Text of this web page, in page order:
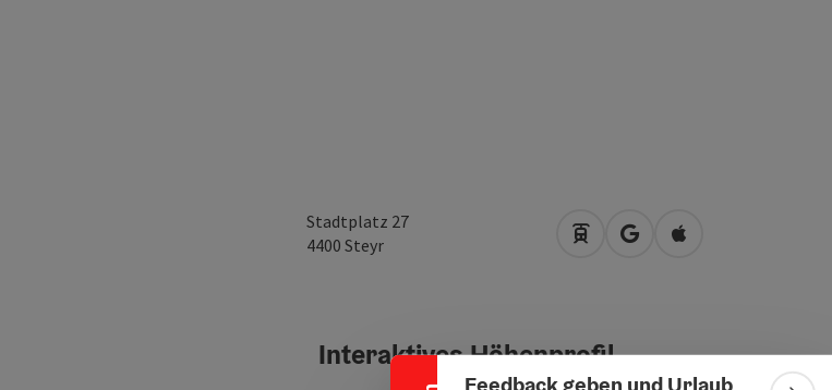
Stadtplatz 27
4400 Steyr Anreise mit öffentlichen
in Google Maps öffnen
in Apple Maps
Interaktives Höhenprofil